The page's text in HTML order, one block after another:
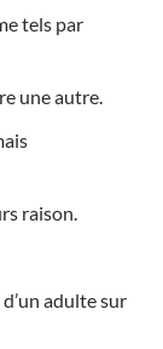
tels par
une autre.
raison.
adulte sur